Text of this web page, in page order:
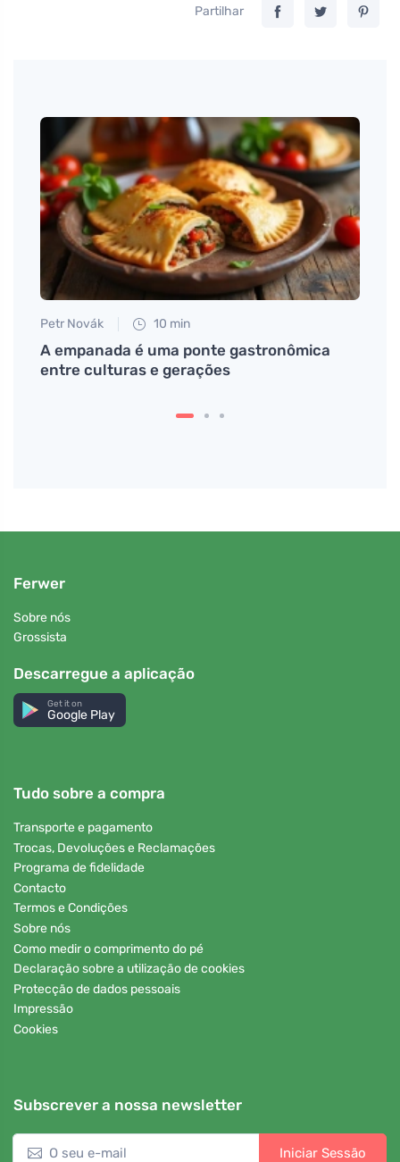
Partilhar
Petr Novák 10 min
A empanada é uma ponte gastronômica
entre culturas e gerações
Ferwer
Sobre nós
Grossista
Descarregue a aplicação
Get it on
Google Play
Tudo sobre a compra
Transporte e pagamento
Trocas, Devoluções e Reclamações
Programa de fidelidade
Contacto
Termos e Condições
Sobre nós
Como medir o comprimento do pé
Declaração sobre a utilização de cookies
Protecção de dados pessoais
Impressão
Cookies
Subscrever a nossa newsletter
Iniciar Sessão